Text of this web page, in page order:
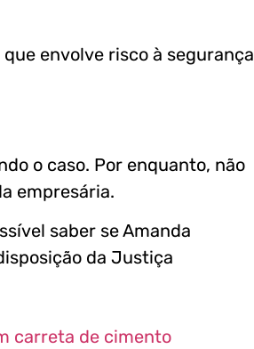
envolve risco à segurança
o caso. Por enquanto, não
empresária.
saber se Amanda
da Justiça
carreta de cimento